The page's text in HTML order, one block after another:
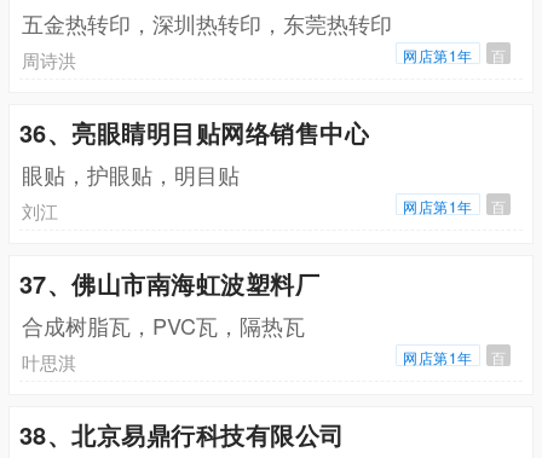
五金热转印，深圳热转印，东莞热转印
周诗洪 网店第1年 百
36、亮眼睛明目贴网络销售中心
眼贴，护眼贴，明目贴
刘江 网店第1年 百
37、佛山市南海虹波塑料厂
合成树脂瓦，PVC瓦，隔热瓦
叶思淇 网店第1年 百
38、北京易鼎行科技有限公司